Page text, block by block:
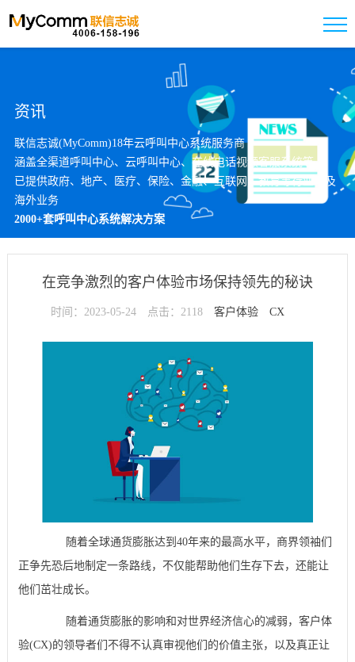
资讯
联信志诚(MyComm)18年云呼叫中心系统服务商
涵盖全渠道呼叫中心、云呼叫中心、在线电话视频客服系统等
已提供政府、地产、医疗、保险、金融、互联网、教育等行业以及
海外业务
2000+套呼叫中心系统解决方案
在竞争激烈的客户体验市场保持领先的秘诀
时间：2023-05-24 点击：2118 客户体验 CX
随着全球通货膨胀达到40年来的最高水平，商界领袖们
正争先恐后地制定一条路线，不仅能帮助他们生存下去，还能让
他们茁壮成长。
随着通货膨胀的影响和对世界经济信心的减弱，客户体
验(CX)的领导者们不得不认真审视他们的价值主张，以及真正让